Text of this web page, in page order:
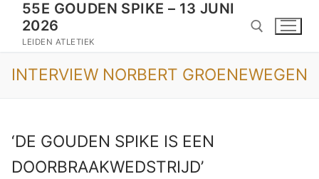
Doorgaan
inhoud
55E GOUDEN SPIKE – 13 JUNI
2026
LEIDEN ATLETIEK
Zoeken naar:
INTERVIEW NORBERT GROENEWEGEN
‘DE GOUDEN SPIKE IS EEN
DOORBRAAKWEDSTRIJD’